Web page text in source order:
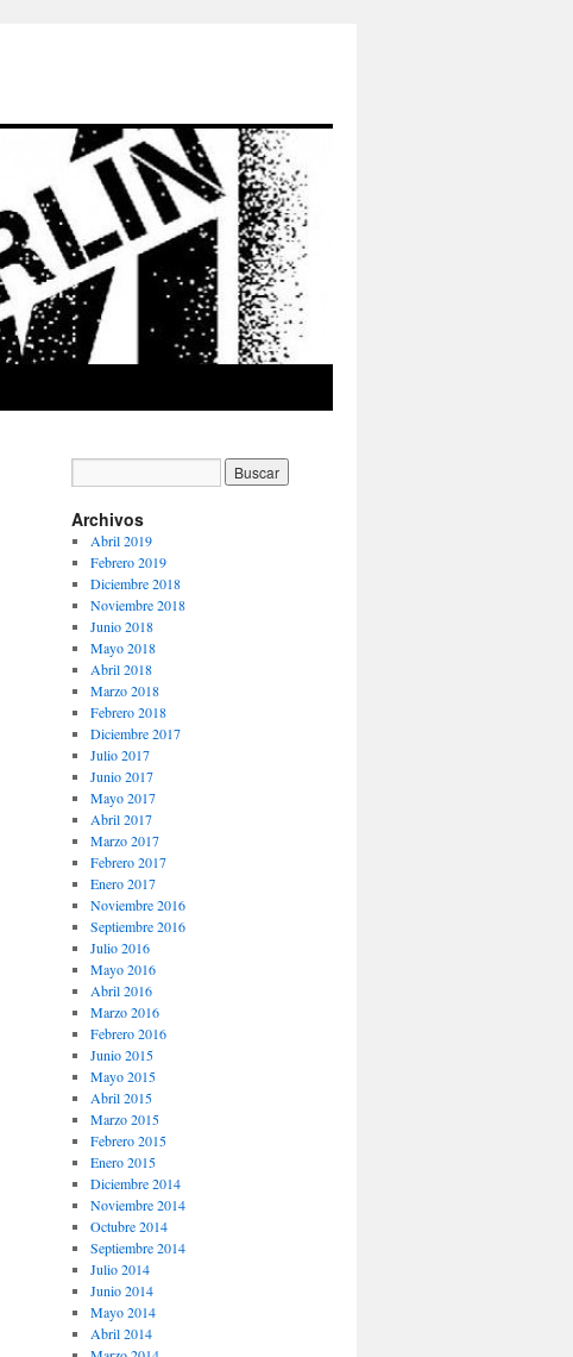
Archivos
Abril 2019
Febrero 2019
Diciembre 2018
Noviembre 2018
Junio 2018
Mayo 2018
Abril 2018
Marzo 2018
Febrero 2018
Diciembre 2017
Julio 2017
Junio 2017
Mayo 2017
Abril 2017
Marzo 2017
Febrero 2017
Enero 2017
Noviembre 2016
Septiembre 2016
Julio 2016
Mayo 2016
Abril 2016
Marzo 2016
Febrero 2016
Junio 2015
Mayo 2015
Abril 2015
Marzo 2015
Febrero 2015
Enero 2015
Diciembre 2014
Noviembre 2014
Octubre 2014
Septiembre 2014
Julio 2014
Junio 2014
Mayo 2014
Abril 2014